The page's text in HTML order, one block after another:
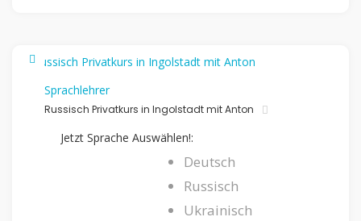
Sprachlehrer
Russisch Privatkurs in Ingolstadt mit Anton
Jetzt Sprache Auswählen!:
Deutsch
Russisch
Ukrainisch